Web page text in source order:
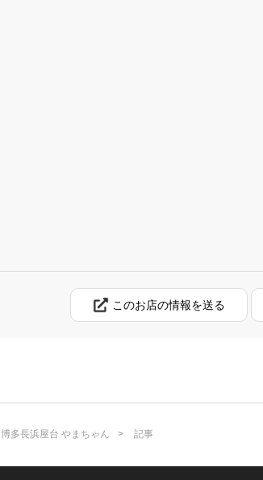
このお店の情報を送る
博多長浜屋台 やまちゃん 記事